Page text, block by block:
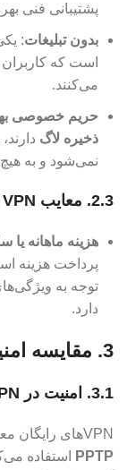
پشتیبانی فنی
بدون تبلیغات
است که
می‌کنند.
حریم خصوصی
ذخیره لاگ
نمی‌شود و به
2.3. معایب VPN پولی
هزینه ماهانه یا
پرداخت هزینه
توجه به
دارد.
3. مقایسه امنیتی بین VPN‌های رایگان و پولی
3.1. امنیت در VPN‌های رایگان
VPN‌های رایگان معمولاً از پروتکل‌های امنیتی ضعیف‌تری مانند
PPTP
استفاده